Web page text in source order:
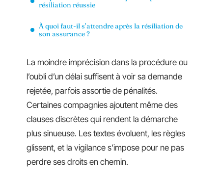
résiliation réussie
À quoi faut-il s’attendre après la résiliation de
son assurance ?
La moindre imprécision dans la procédure ou
l’oubli d’un délai suffisent à voir sa demande
rejetée, parfois assortie de pénalités.
Certaines compagnies ajoutent même des
clauses discrètes qui rendent la démarche
plus sinueuse. Les textes évoluent, les règles
glissent, et la vigilance s’impose pour ne pas
perdre ses droits en chemin.